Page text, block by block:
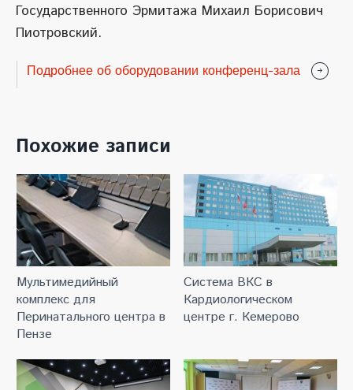
Государственного Эрмитажа Михаил Борисович
Пиотровский.
Подробнее об оборудовании конференц-зала
Похожие записи
Мультимедийный
комплекс для
Перинатального центра в
Пензе
Система ВКС в
Кардиологическом
центре г. Кемерово